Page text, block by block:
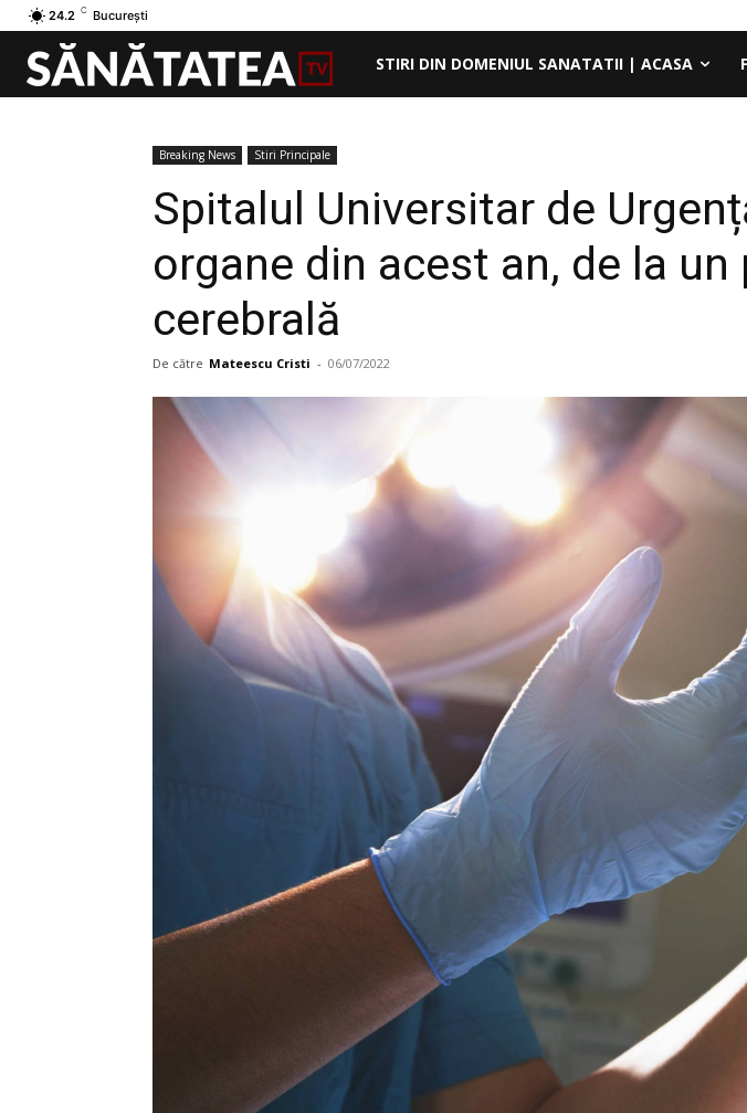
24.2 C București
STIRI DIN DOMENIUL SANATATII | ACASA
Breaking News Stiri Principale
Spitalul Universitar de
organe din acest an, de la
cerebrală
De către Mateescu Cristi - 06/07/2022